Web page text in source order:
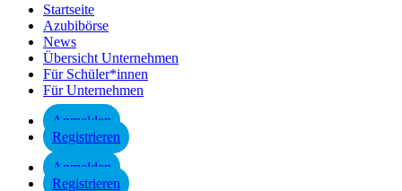
Startseite
Azubibörse
News
Übersicht Unternehmen
Für Schüler*innen
Für Unternehmen
Anmelden
Registrieren
Anmelden
Registrieren